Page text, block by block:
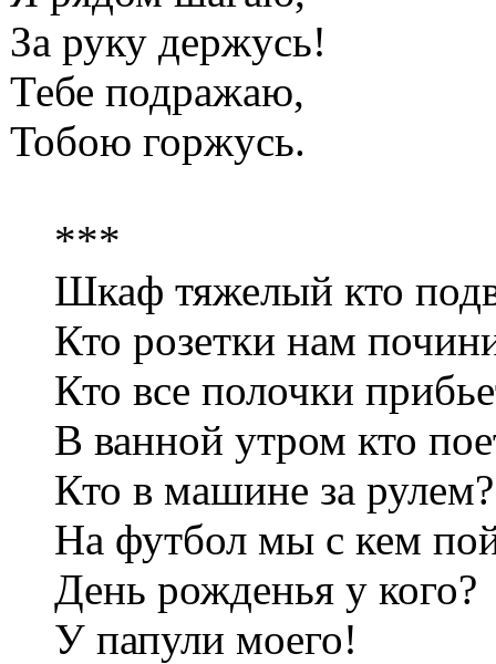
За руку держусь!
Тебе подражаю,
Тобою горжусь.
***
Шкаф тяжелый кто
Кто розетки нам
Кто все полочки
В ванной утром кто
Кто в машине за рулем?
На футбол мы с кем
День рожденья у кого?
У папули моего!